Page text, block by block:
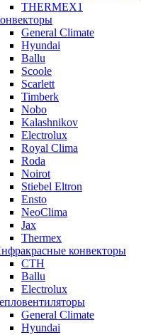
THERMEX1
General Climate
Hyundai
Ballu
Scoole
Scarlett
Timberk
Nobo
Kalashnikov
Electrolux
Royal Clima
Roda
Noirot
Stiebel Eltron
Ensto
NeoClima
Jax
Thermex
конвекторы
CTH
Ballu
Electrolux
General Climate
Hyundai